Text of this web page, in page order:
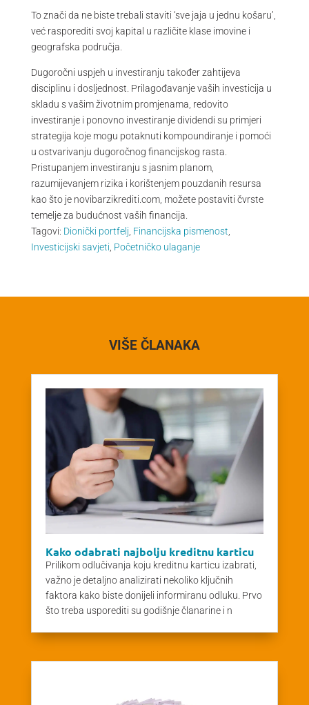
To znači da ne biste trebali staviti ‘sve jaja u jednu košaru’,
već rasporediti svoj kapital u različite klase imovine i
geografska područja.
Dugoročni uspjeh u investiranju također zahtijeva
disciplinu i dosljednost. Prilagođavanje vaših investicija u
skladu s vašim životnim promjenama, redovito
investiranje i ponovno investiranje dividendi su primjeri
strategija koje mogu potaknuti kompoundiranje i pomoći
u ostvarivanju dugoročnog financijskog rasta.
Pristupanjem investiranju s jasnim planom,
razumijevanjem rizika i korištenjem pouzdanih resursa
kao što je novibarzikrediti.com, možete postaviti čvrste
temelje za budućnost vaših financija.
Tagovi: Dionički portfelj Financijska pismenost
Investicijski savjeti Početničko ulaganje
VIŠE ČLANAKA
Kako odabrati najbolju kreditnu karticu
Prilikom odlučivanja koju kreditnu karticu izabrati,
važno je detaljno analizirati nekoliko ključnih
faktora kako biste donijeli informiranu odluku. Prvo
što treba usporediti su godišnje članarine i n